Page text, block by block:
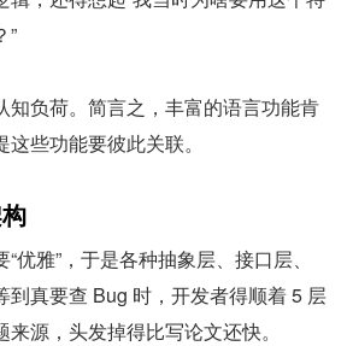
”
知负荷。简言之，丰富的语言功能肯
些功能要彼此关联。
优雅”，于是各种抽象层、接口层、
到真要查 Bug 时，开发者得顺着 5 层
源，头发掉得比写论文还快。